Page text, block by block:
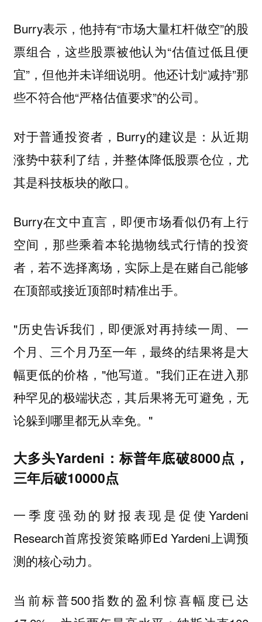
Burry表示，他持有“市场大量杠杆做空”的股
票组合，这些股票被他认为“估值过低且便
宜”，但他并未详细说明。他还计划“减持”那
些不符合他“严格估值要求”的公司。
对于普通投资者，Burry的建议是： 从近期
涨势中获利了结，并整体降低股票仓位，尤
其是科技板块的敞口。
Burry在文中直言，即便市场看似仍有上行
空间，那些乘着本轮抛物线式行情的投资
者，若不选择离场，实际上是在赌自己能够
在顶部或接近顶部时精准出手。
"历史告诉我们，即便派对再持续一周、一
个月、三个月乃至一年，最终的结果将是大
幅更低的价格，"他写道。"我们正在进入那
种罕见的极端状态，其后果将无可避免，无
论躲到哪里都无从幸免。"
大多头Yardeni：标普年底破8000点，
三年后破10000点
一季度强劲的财报表现是促使Yardeni
Research首席投资策略师Ed Yardeni上调预
测的核心动力。
当前标普500指数的盈利惊喜幅度已达